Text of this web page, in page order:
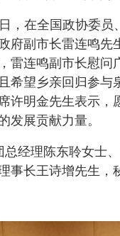
江门市福建商会顺
，在全国政协委
府副市长雷连鸣
雷连鸣副市长慰问
希望乡亲回归参与
许明金先生表示，
发展贡献力量。
总经理陈东聆女士
事长王诗增先生，